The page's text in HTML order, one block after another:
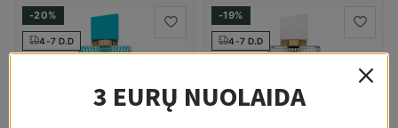
-20%
4-7 D.D
-19%
4-7 D.D
3 EURŲ NUOLAIDA